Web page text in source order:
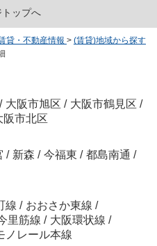
ップへ
貸・不動産情報 > (賃貸)地域から探す
/ 大阪市旭区 / 大阪市鶴見区 /
阪市北区
/ 新森 / 今福東 / 都島南通 /
線 / おおさか東線 /
里筋線 / 大阪環状線 /
ノレール本線